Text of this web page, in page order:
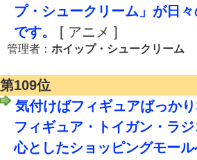
プ・シュークリーム」が日
です。
[ アニメ ]
管理者： ホイップ・シュークリーム
第109位
気付けばフィギュアばっか
フィギュア・トイガン・ラ
心としたショッピングモール